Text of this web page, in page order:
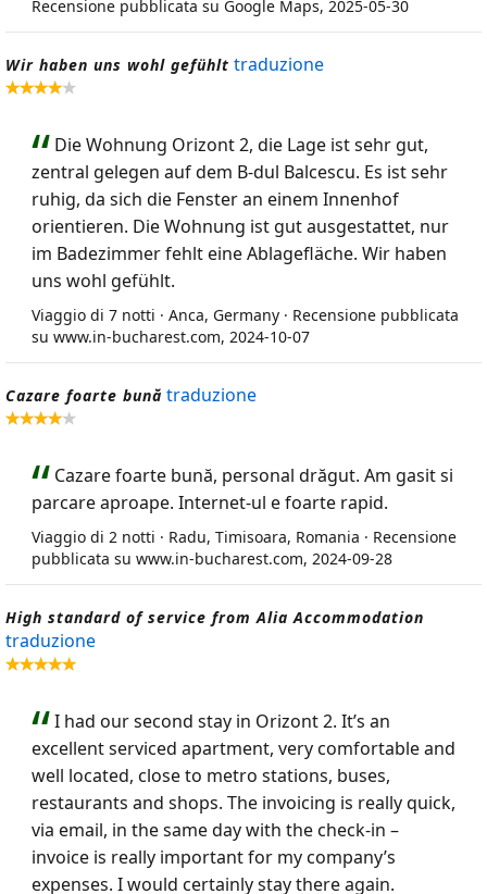
Recensione pubblicata su Google Maps, 2025-05-30
Wir haben uns wohl gefühlt traduzione
Die Wohnung Orizont 2, die Lage ist sehr gut,
zentral gelegen auf dem B-dul Balcescu. Es ist sehr
ruhig, da sich die Fenster an einem Innenhof
orientieren. Die Wohnung ist gut ausgestattet, nur
im Badezimmer fehlt eine Ablagefläche. Wir haben
uns wohl gefühlt.
Viaggio di 7 notti · Anca, Germany · Recensione pubblicata
su www.in-bucharest.com, 2024-10-07
Cazare foarte bună traduzione
Cazare foarte bună, personal drăgut. Am gasit si
parcare aproape. Internet-ul e foarte rapid.
Viaggio di 2 notti · Radu, Timisoara, Romania · Recensione
pubblicata su www.in-bucharest.com, 2024-09-28
High standard of service from Alia Accommodation
traduzione
I had our second stay in Orizont 2. It’s an
excellent serviced apartment, very comfortable and
well located, close to metro stations, buses,
restaurants and shops. The invoicing is really quick,
via email, in the same day with the check-in –
invoice is really important for my company’s
expenses. I would certainly stay there again.